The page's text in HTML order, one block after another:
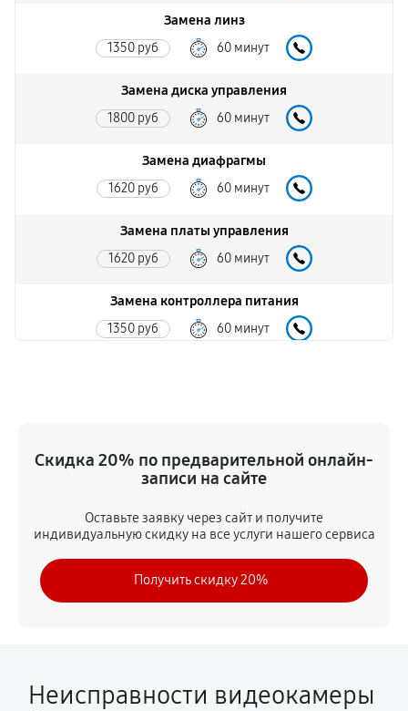
Замена линз
1350 руб 60 минут
Замена диска управления
1800 руб 60 минут
Замена диафрагмы
1620 руб 60 минут
Замена платы управления
1620 руб 60 минут
Замена контроллера питания
1350 руб 60 минут
720 руб 60 минут
Замена микрофона
1310 руб 60 минут
Замена кнопки включения
Скидка 20% по предварительной онлайн-
записи на сайте
Оставьте заявку через сайт и получите
индивидуальную скидку на все услуги нашего сервиса
Получить скидку 20%
Неисправности видеокамеры